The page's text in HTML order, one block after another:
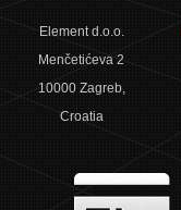
Element d.o.o.
Menčetićeva 2
10000 Zagreb,
Croatia